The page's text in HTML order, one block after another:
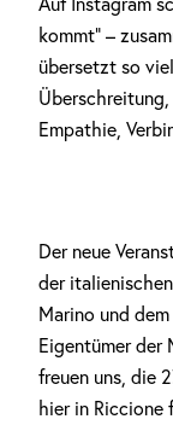
kommt“ –
übersetzt so
Empathie,
Der neue
der
Marino und
Eigentümer der
freuen uns, die
hier in Riccione